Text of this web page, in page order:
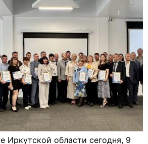
Иркутской области сегодня, 9